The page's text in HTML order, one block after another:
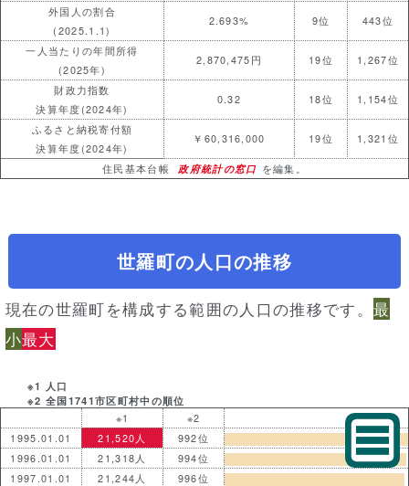
外国人の割合
(2025.1.1)
2.693% 9位 443位
一人当たりの年間所得
(2025年)
2,870,475円 19位 1,267位
財政力指数
決算年度(2024年)
0.32 18位 1,154位
ふるさと納税寄付額
決算年度(2024年)
￥60,316,000 19位 1,321位
住民基本台帳 政府統計の窓口 を編集。
世羅町の人口の推移
現在の世羅町を構成する範囲の人口の推移です。 最
小最大
※1 人口
※2 全国1741市区町村中の順位
※1
※2
1995.01.01
21,520人
992位
1996.01.01
21,318人
994位
1997.01.01
21,244人 996位